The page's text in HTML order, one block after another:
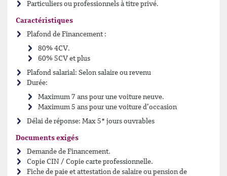
Particuliers ou professionnels à titre privé.
Caractéristiques
Plafond de Financement :
80% 4CV.
60% 5CV et plus
Plafond salarial: Selon salaire ou revenu
Durée:
Maximum 7 ans pour une voiture neuve.
Maximum 5 ans pour une voiture d’occasion
Délai de réponse: Max 5* jours ouvrables
Documents exigés
Demande de Financement.
Copie CIN / Copie carte professionnelle.
Fiche de paie et attestation de salaire ou pension de